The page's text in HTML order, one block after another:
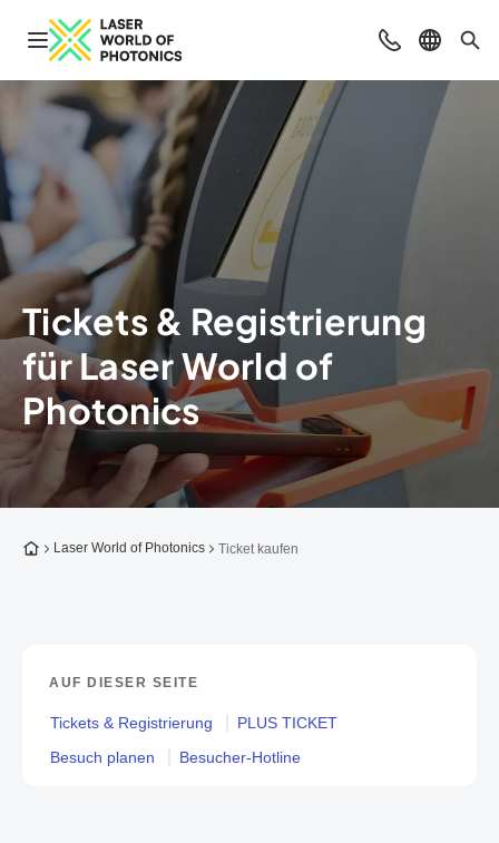
Navigation öffnen Beratung &
Sprache
Tickets & Registrierung
für Laser World of
Photonics
Zur Startseite
Laser World of Photonics Ticket kaufen
AUF DIESER SEITE
Tickets & Registrierung
PLUS TICKET
Besuch planen
Besucher-Hotline